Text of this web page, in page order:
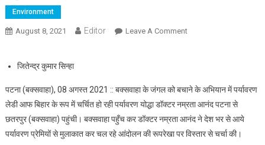
Environment
August 8, 2021 Editor Leave A CommentOn बिहार की चर्चित
जितेन्द्र कुमार सिन्हा
पटना (बक्सवाहा), 08 अगस्त 2021 :: बक्सवाहा के जंगल को बचाने के अभियान में पर्यावरण
लेडी आफ बिहार के रूप में चर्चित हो रही पर्यावरण योद्धा डॉक्टर नम्रता आनंद पटना से
छतरपुर (बक्सवाहा) पहुंची। बक्सवाहा पहुँच कर डॉक्टर नम्रता आनंद ने देश भर से आये
पर्यावरण प्रेमियों से मुलाकात कर चल रहे आंदोलन की रूपरेखा पर विस्तार से चर्चा की।